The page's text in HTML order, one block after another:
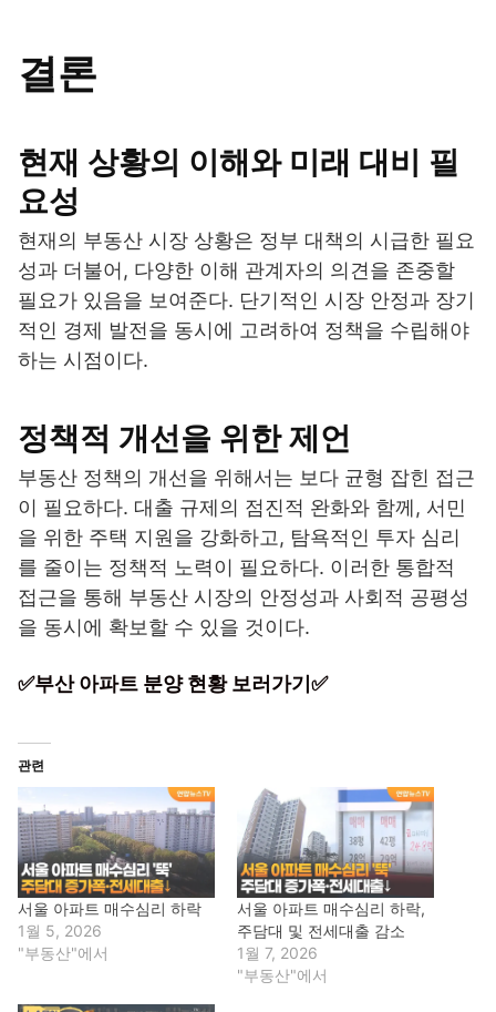
결론
현재 상황의 이해와 미래 대비 필
요성
현재의 부동산 시장 상황은 정부 대책의 시급한 필요
성과 더불어, 다양한 이해 관계자의 의견을 존중할
필요가 있음을 보여준다. 단기적인 시장 안정과 장기
적인 경제 발전을 동시에 고려하여 정책을 수립해야
하는 시점이다.
정책적 개선을 위한 제언
부동산 정책의 개선을 위해서는 보다 균형 잡힌 접근
이 필요하다. 대출 규제의 점진적 완화와 함께, 서민
을 위한 주택 지원을 강화하고, 탐욕적인 투자 심리
를 줄이는 정책적 노력이 필요하다. 이러한 통합적
접근을 통해 부동산 시장의 안정성과 사회적 공평성
을 동시에 확보할 수 있을 것이다.
✅부산 아파트 분양 현황 보러가기✅
관련
서울 아파트 매수심리 하락
1월 5, 2026
"부동산"에서
서울 아파트 매수심리 하락,
주담대 및 전세대출 감소
1월 7, 2026
"부동산"에서